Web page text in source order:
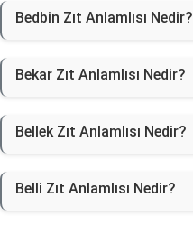
Bedbin Zıt Anlamlısı Nedir?
Bekar Zıt Anlamlısı Nedir?
Bellek Zıt Anlamlısı Nedir?
Belli Zıt Anlamlısı Nedir?